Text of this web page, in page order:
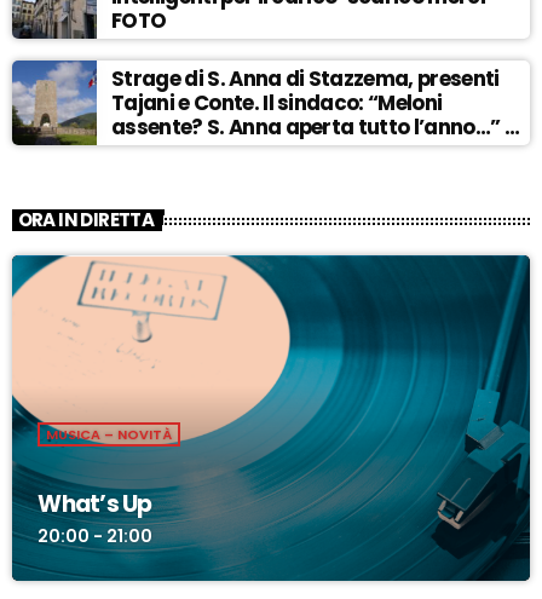
FOTO
Strage di S. Anna di Stazzema, presenti
Tajani e Conte. Il sindaco: “Meloni
assente? S. Anna aperta tutto l’anno…” –
ASCOLTA
ORA IN DIRETTA
MUSICA – NOVITÀ
What’s Up
20:00 - 21:00